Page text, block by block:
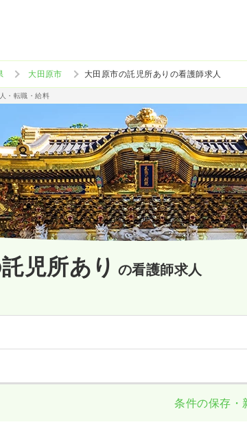
大田原市 大田原市の託児所ありの看護師求人
・転職・給料
児所あり の看護師求人
条件の保存・